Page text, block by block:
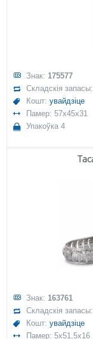
Знак: 175577
Складскія
Кошт:увайдзіце
Памер: 57x45x31
Упакоўка 4
Знак: 163761
Складскія
Кошт:увайдзіце
Памер: 5x51,5x16